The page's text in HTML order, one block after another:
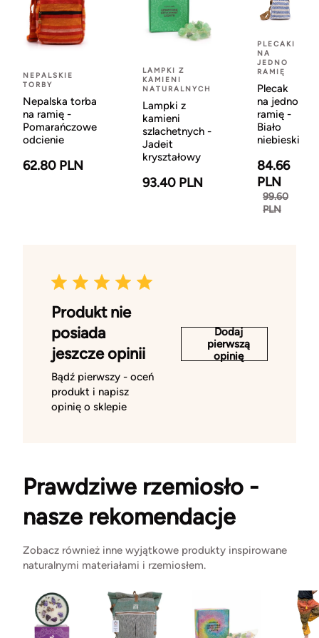
NEPALSKIE
TORBY
Nepalska torba
na ramię -
Pomarańczowe
odcienie
62.80 PLN
LAMPKI Z
KAMIENI
NATURALNYCH
Lampki z
kamieni
szlachetnych -
Jadeit
kryształowy
93.40 PLN
PLECAKI
NA
JEDNO
RAMIĘ
Plecak
na jedno
ramię -
Biało
niebieski
84.66
PLN
99.60
PLN
Produkt nie
posiada
jeszcze opinii
Bądź pierwszy - oceń
produkt i napisz
opinię o sklepie
Dodaj
pierwszą
opinię
Prawdziwe rzemiosło -
nasze rekomendacje
Zobacz również inne wyjątkowe produkty inspirowane
naturalnymi materiałami i rzemiosłem.